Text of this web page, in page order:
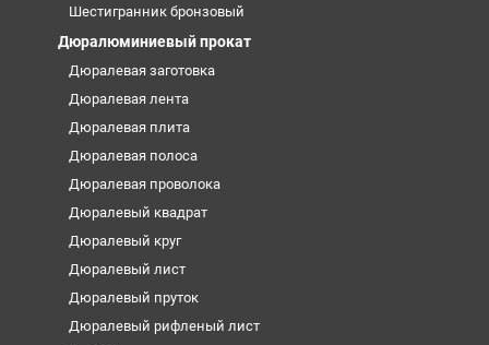
Шестигранник бронзовый
Дюралюминиевый прокат
Дюралевая заготовка
Дюралевая лента
Дюралевая плита
Дюралевая полоса
Дюралевая проволока
Дюралевый квадрат
Дюралевый круг
Дюралевый лист
Дюралевый пруток
Дюралевый рифленый лист